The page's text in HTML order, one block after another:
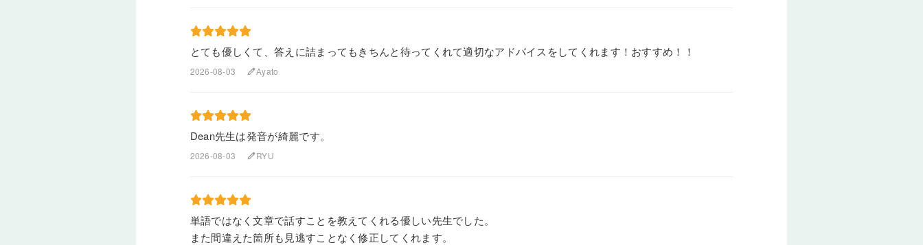
とても優しくて、答えに詰まってもきちんと待ってくれて適切なアドバイスをしてくれます！おすすめ！！
2026-08-03 editAyato
Dean先生は発音が綺麗です。
2026-08-03 editRYU
単語ではなく文章で話すことを教えてくれる優しい先生でした。
また間違えた箇所も見逃すことなく修正してくれます。